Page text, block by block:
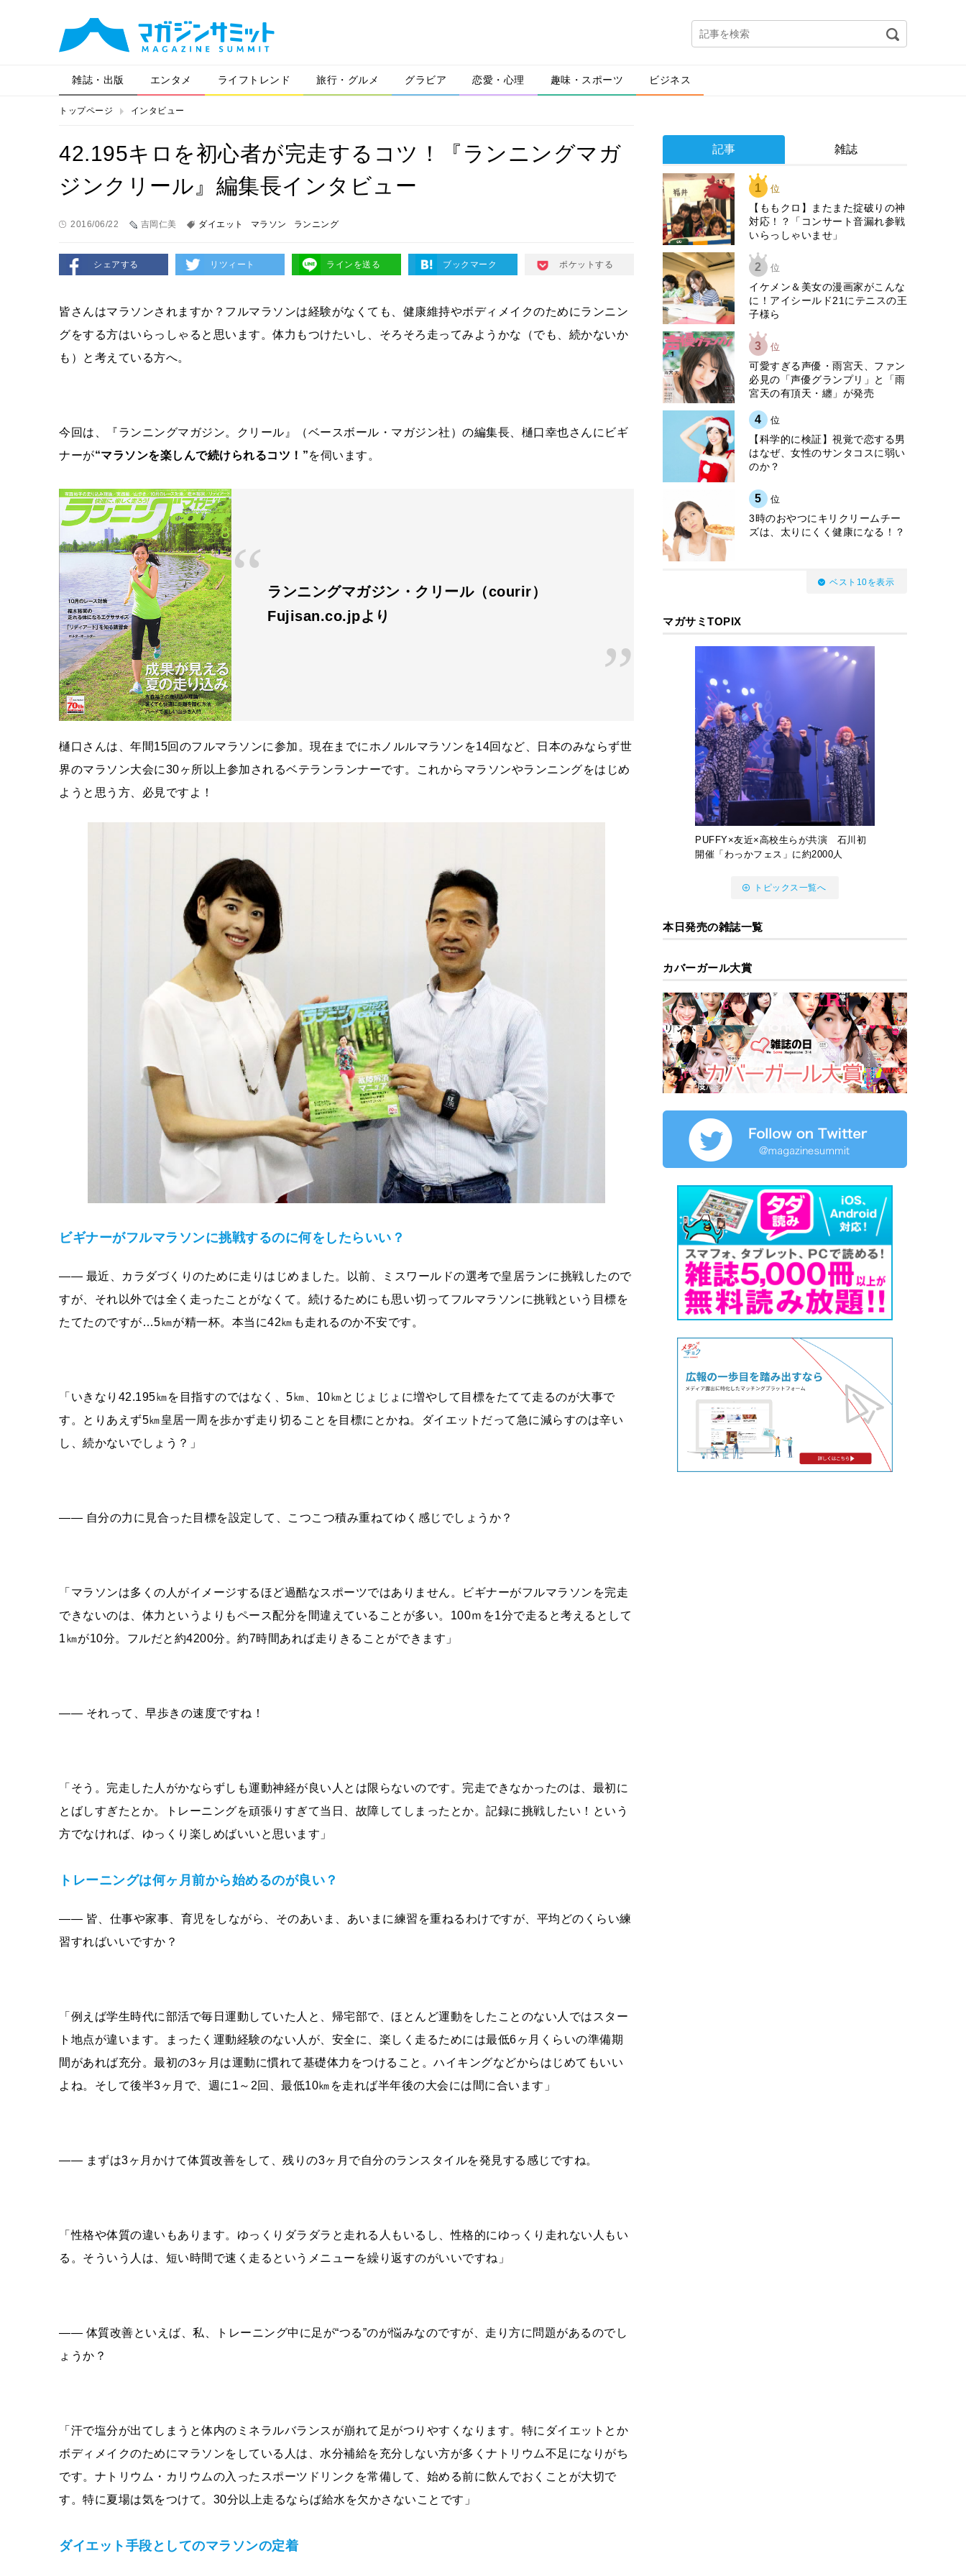
雑誌・出版 エンタメ ライフトレンド 旅行・グルメ グラビア 恋愛・心理 趣味・スポーツ ビジネス
トップページ インタビュー
42.195キロを初心者が完走するコツ！『ランニングマガ
ジンクリール』編集長インタビュー
2016/06/22 吉岡仁美 ダイエット マラソン ランニング
シェアする リツィート ラインを送る ブックマーク ポケットする
皆さんはマラソンされますか？フルマラソンは経験がなくても、健康維持やボディメイクのためにランニン
グをする方はいらっしゃると思います。体力もつけたいし、そろそろ走ってみようかな（でも、続かないか
も）と考えている方へ。
今回は、『ランニングマガジン。クリール』（ベースボール・マガジン社）の編集長、樋口幸也さんにビギ
ナーが“マラソンを楽しんで続けられるコツ！”を伺います。
ランニングマガジン・クリール（courir）
Fujisan.co.jpより
樋口さんは、年間15回のフルマラソンに参加。現在までにホノルルマラソンを14回など、日本のみならず世
界のマラソン大会に30ヶ所以上参加されるベテランランナーです。これからマラソンやランニングをはじめ
ようと思う方、必見ですよ！
ビギナーがフルマラソンに挑戦するのに何をしたらいい？
―― 最近、カラダづくりのために走りはじめました。以前、ミスワールドの選考で皇居ランに挑戦したので
すが、それ以外では全く走ったことがなくて。続けるためにも思い切ってフルマラソンに挑戦という目標を
たてたのですが…5㎞が精一杯。本当に42㎞も走れるのか不安です。
「いきなり42.195㎞を目指すのではなく、5㎞、10㎞とじょじょに増やして目標をたてて走るのが大事で
す。とりあえず5㎞皇居一周を歩かず走り切ることを目標にとかね。ダイエットだって急に減らすのは辛い
し、続かないでしょう？」
―― 自分の力に見合った目標を設定して、こつこつ積み重ねてゆく感じでしょうか？
「マラソンは多くの人がイメージするほど過酷なスポーツではありません。ビギナーがフルマラソンを完走
できないのは、体力というよりもペース配分を間違えていることが多い。100ｍを1分で走ると考えるとして
1㎞が10分。フルだと約4200分。約7時間あれば走りきることができます」
―― それって、早歩きの速度ですね！
「そう。完走した人がかならずしも運動神経が良い人とは限らないのです。完走できなかったのは、最初に
とばしすぎたとか。トレーニングを頑張りすぎて当日、故障してしまったとか。記録に挑戦したい！という
方でなければ、ゆっくり楽しめばいいと思います」
トレーニングは何ヶ月前から始めるのが良い？
―― 皆、仕事や家事、育児をしながら、そのあいま、あいまに練習を重ねるわけですが、平均どのくらい練
習すればいいですか？
「例えば学生時代に部活で毎日運動していた人と、帰宅部で、ほとんど運動をしたことのない人ではスター
ト地点が違います。まったく運動経験のない人が、安全に、楽しく走るためには最低6ヶ月くらいの準備期
間があれば充分。最初の3ヶ月は運動に慣れて基礎体力をつけること。ハイキングなどからはじめてもいい
よね。そして後半3ヶ月で、週に1～2回、最低10㎞を走れば半年後の大会には間に合います」
―― まずは3ヶ月かけて体質改善をして、残りの3ヶ月で自分のランスタイルを発見する感じですね。
「性格や体質の違いもあります。ゆっくりダラダラと走れる人もいるし、性格的にゆっくり走れない人もい
る。そういう人は、短い時間で速く走るというメニューを繰り返すのがいいですね」
―― 体質改善といえば、私、トレーニング中に足が“つる”のが悩みなのですが、走り方に問題があるのでし
ょうか？
「汗で塩分が出てしまうと体内のミネラルバランスが崩れて足がつりやすくなります。特にダイエットとか
ボディメイクのためにマラソンをしている人は、水分補給を充分しない方が多くナトリウム不足になりがち
です。ナトリウム・カリウムの入ったスポーツドリンクを常備して、始める前に飲んでおくことが大切で
す。特に夏場は気をつけて。30分以上走るならば給水を欠かさないことです」
ダイエット手段としてのマラソンの定着
記事 雑誌
1 位
【ももクロ】またまた掟破りの神
対応！？「コンサート音漏れ参戦
いらっしゃいませ」
2 位
イケメン＆美女の漫画家がこんな
に！アイシールド21にテニスの王
子様ら
3 位
可愛すぎる声優・雨宮天、ファン
必見の「声優グランプリ」と「雨
宮天の有頂天・纏」が発売
4 位
【科学的に検証】視覚で恋する男
はなぜ、女性のサンタコスに弱い
のか？
5 位
3時のおやつにキリクリームチー
ズは、太りにくく健康になる！？
ベスト10を表示
マガサミTOPIX
PUFFY×友近×高校生らが共演 石川初
開催「わっかフェス」に約2000人
トピックス一覧へ
本日発売の雑誌一覧
カバーガール大賞